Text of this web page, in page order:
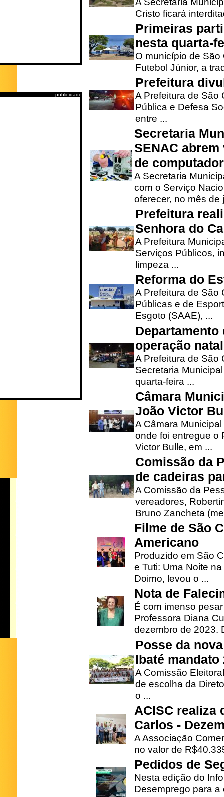
publicidade
Cristo ficará
Primeiras
nesta quarta-
O município de
Futebol Júnior, a
Prefeitura
A Prefeitura de São
Pública e Defesa
entre ...
Secretaria
SENAC
de
A Secretaria
com o Serviço
oferecer, no mês de
Prefeitura
Senhora do
A Prefeitura
Serviços Públicos,
limpeza ...
Reforma do
A Prefeitura de São
Públicas e de
Esgoto (SAAE), ...
operação
A Prefeitura de São
Secretaria
quarta-feira ...
Câmara
João Victor
A Câmara
onde foi entregue o
Victor Bulle, em ...
Comissão da
de cadeiras
A Comissão da
vereadores,
Bruno Zancheta
Filme de São
Americano
Produzido em São
e Tuti: Uma Noite
Doimo, levou o ...
Nota de
É com imenso
Professora Diana
dezembro de 2023.
Posse da
Ibaté mandato
A Comissão
de escolha da
o ...
ACISC realiza
Carlos -
A Associação
no valor de
Pedidos de
Nesta edição do
Desemprego para